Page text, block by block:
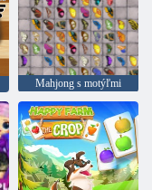
Mahjong s motýľmi